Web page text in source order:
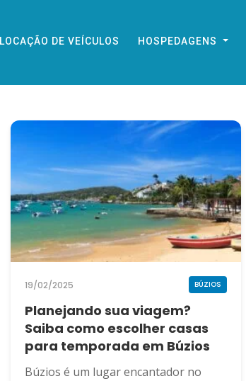
LOCAÇÃO DE VEÍCULOS HOSPEDAGENS
19/02/2025 BÚZIOS
Planejando sua viagem?
Saiba como escolher casas
para temporada em Búzios
Búzios é um lugar encantador no